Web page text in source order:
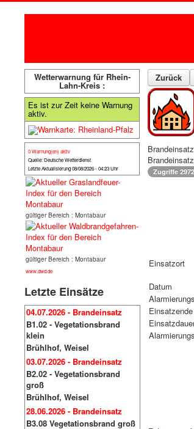
Wetterwarnung für Rhein-
Lahn-Kreis :
Es ist zur Zeit keine Warnung
aktiv.
0 Warnung(en) aktiv
Quelle: Deutsche Wetterdienst
Letzte Aktualisierung 08/08/2026 - 04:23 Uhr
gültiger Bereich : Montabaur
gültiger Bereich : Montabaur
www.dwd.de
Letzte Einsätze
04.07.2026 - Brandeinsatz
B1.02 - Vegetationsbrand
klein
Brühlhof, Weisel
03.07.2026 - Brandeinsatz
B2.02 - Vegetationsbrand
groß
Brühlhof, Weisel
28.06.2026 - Brandeinsatz
B3.08 Vegetationsbrand groß
Zurück
Brandeinsatz
Zugriffe 2972
Einsatzort
Datum
Einsatzende